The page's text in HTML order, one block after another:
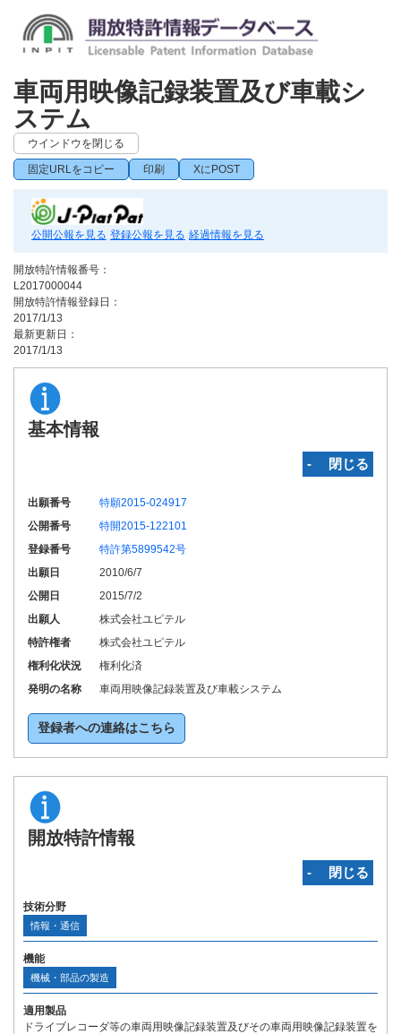
車両用映像記録装置及び車載シ
ステム
ウインドウを閉じる
固定URLをコピー 印刷 XにPOST
公開公報を見る 登録公報を見る 経過情報を見る
開放特許情報番号：
L2017000044
開放特許情報登録日：
2017/1/13
最新更新日：
2017/1/13
基本情報
‐ 閉じる
出願番号
特願2015-024917
公開番号
特開2015-122101
登録番号
特許第5899542号
出願日
2010/6/7
公開日
2015/7/2
出願人
株式会社ユピテル
特許権者
株式会社ユピテル
権利化状況
権利化済
発明の名称
車両用映像記録装置及び車載システム
登録者への連絡はこちら
開放特許情報
‐ 閉じる
技術分野
情報・通信
機能
機械・部品の製造
適用製品
ドライブレコーダ等の車両用映像記録装置及びその車両用映像記録装置を